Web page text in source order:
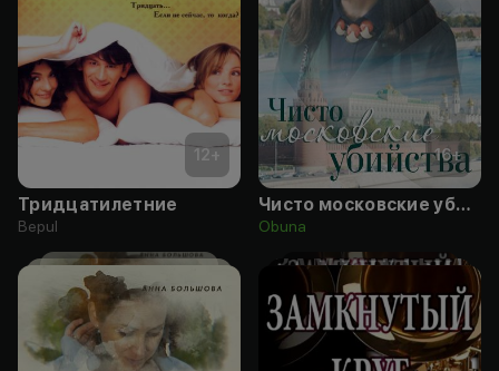
12+
Тридцатилетние
Bepul
16+
Чисто московские убийства
Obuna